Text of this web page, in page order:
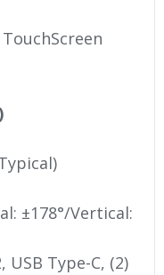
±178°/Vertical:
USB Type-C, (2)